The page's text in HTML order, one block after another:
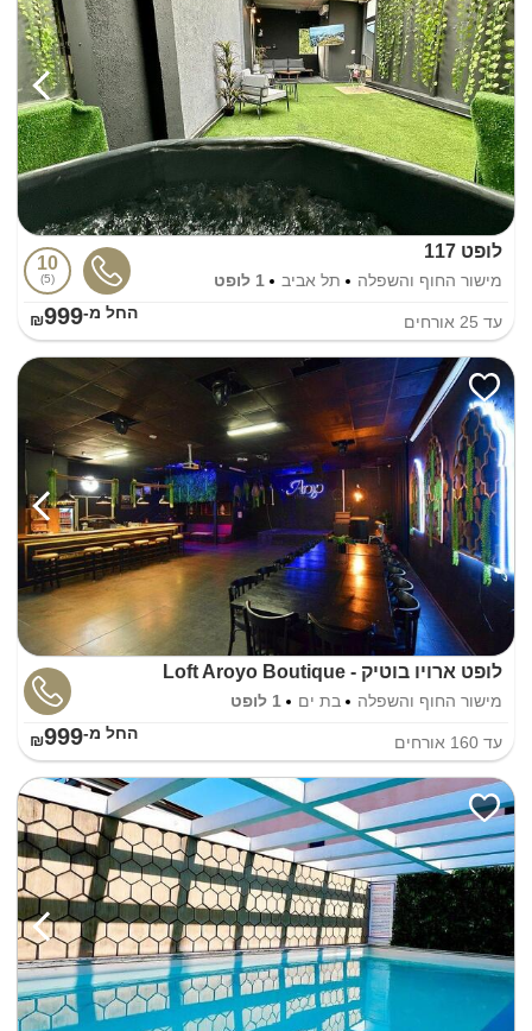
לופט 117
מישור החוף והשפלה תל אביב 1 לופט
10
5
עד 25 אורחים החל מ-₪999
לופט ארויו בוטיק - Loft Aroyo Boutique
מישור החוף והשפלה בת ים 1 לופט
עד 160 אורחים החל מ-₪999